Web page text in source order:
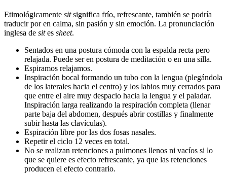
Etimológicamente sitsignifica frío, refrescante, también se podría
traducir por en calma, sin pasión y sin emoción. La pronunciación
inglesa de sites sheet.
Sentados en una postura cómoda con la espalda recta pero
relajada. Puede ser en postura de meditación o en una silla.
Espiramos relajamos.
Inspiración bocal formando un tubo con la lengua (plegándola
de los laterales hacia el centro) y los labios muy cerrados para
que entre el aire muy despacio hacia la lengua y el paladar.
Inspiración larga realizando la respiración completa (llenar
parte baja del abdomen, después abrir costillas y finalmente
subir hasta las clavículas).
Espiración libre por las dos fosas nasales.
Repetir el ciclo 12 veces en total.
No se realizan retenciones a pulmones llenos ni vacíos si lo
que se quiere es efecto refrescante, ya que las retenciones
producen el efecto contrario.